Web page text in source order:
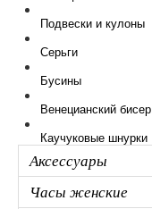
Подвески и кулоны
Серьги
Бусины
Венецианский бисер
Каучуковые шнурки
Аксессуары
Часы женские